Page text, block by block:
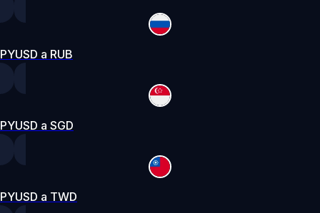
PYUSD a RUB
PYUSD a SGD
PYUSD a TWD